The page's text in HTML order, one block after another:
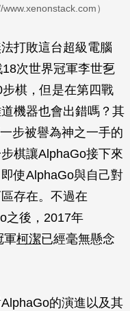
）
打敗這台超級電腦
次世界冠軍李世乭
棋，但是在第四戰
機器也會出錯嗎？其
步被譽為神之一手的
棋讓AlphaGo接下來
使AlphaGo與自己對
存在。不過在
之後，2017年
軍柯潔已經毫無懸念
的演進以及其